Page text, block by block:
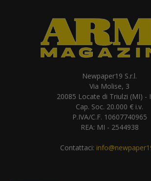
Newpaper19 S.r.l.
Via Molise, 3
20085 Locate di Triulzi (MI) -
Cap. Soc. 20.000 € i.v.
P.IVA/C.F. 10607740965
REA: MI - 2544938
Contattaci: